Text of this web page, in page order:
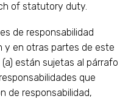
of statutory duty.
de responsabilidad
y en otras partes de este
están sujetas al párrafo
que
de responsabilidad,